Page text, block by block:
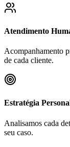
Atendimento
Acompanhamento
de cada cliente.
Estratégia
Analisamos cada
seu caso.